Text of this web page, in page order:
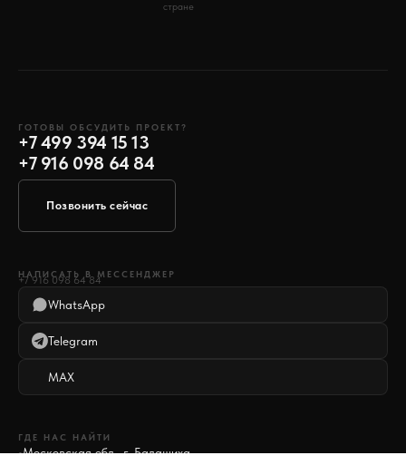
стране
ГОТОВЫ ОБСУДИТЬ ПРОЕКТ?
+7 499 394 15 13
+7 916 098 64 84
Позвонить сейчас
НАПИСАТЬ В МЕССЕНДЖЕР
+7 916 098 64 84
WhatsApp
Telegram
MAX
ГДЕ НАС НАЙТИ
○Московская обл., г. Балашиха,